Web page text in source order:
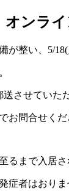
ンライ
が整い、5/
させていた
お問合せくだ
るまで入居
症者はおり